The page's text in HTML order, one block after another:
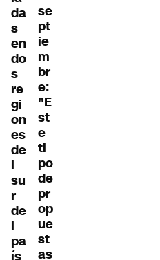
da
s
en
do
s
re
gi
on
es
de
l
su
r
de
l
pa
ís
se
pt
ie
m
br
e:
"E
st
e
ti
po
de
pr
op
ue
st
as